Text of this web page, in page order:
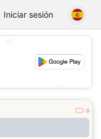
Chat
Iniciar sesión
💕
0